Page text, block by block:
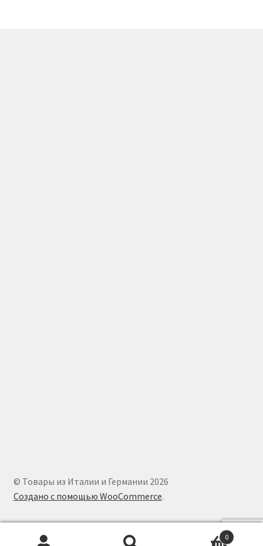
© Товары из Италии и Германии 2026
Создано с помощью WooCommerce.
0